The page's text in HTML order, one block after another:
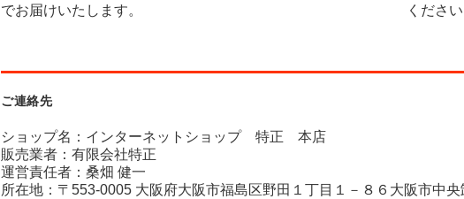
でお届けいたします。
ください
ご連絡先
ショップ名：インターネットショップ 特正 本店
販売業者：有限会社特正
運営責任者：桑畑 健一
所在地：〒553-0005 大阪府大阪市福島区野田１丁目１－８６大阪市中央